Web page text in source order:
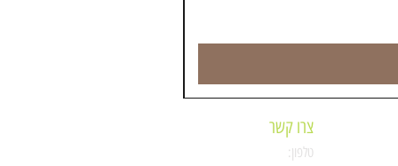
צרו קשר
טלפון: